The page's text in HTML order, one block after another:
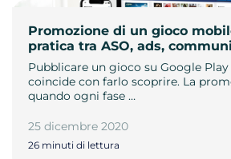
Promozione di un gioco
pratica tra ASO, ads,
Pubblicare un gioco su Google
coincide con farlo scoprire. La
quando ogni fase …
25 dicembre 2020
26 minuti di lettura